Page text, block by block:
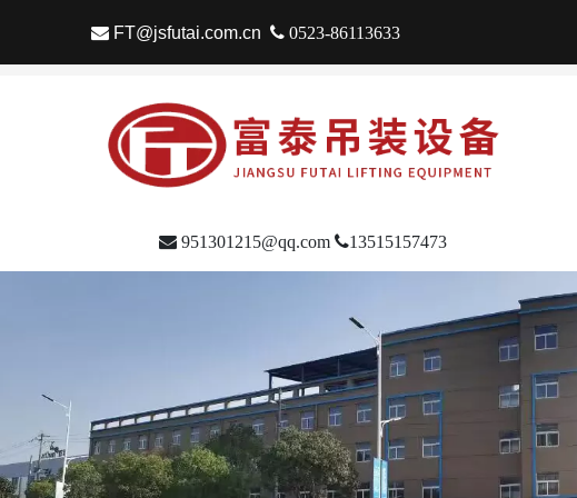
 FT@jsfutai.com.cn  0523-86113633
951301215@qq.com 13515157473